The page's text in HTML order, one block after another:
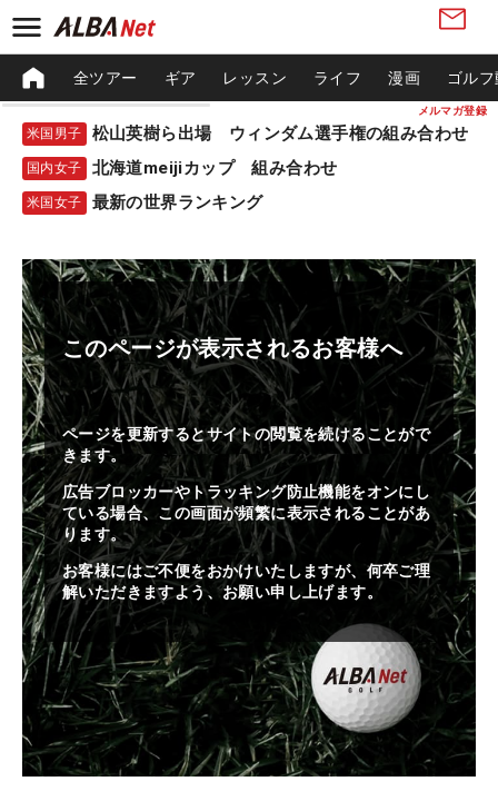
メルマガ登録
全ツアー ギア レッスン ライフ 漫画 ゴル
米国男子 松山英樹ら出場 ウィンダム選手権の組み合わせ
国内女子 北海道meijiカップ 組み合わせ
米国女子 最新の世界ランキング
このページが表示されるお客様へ
ページを更新するとサイトの閲覧を続けることがで
きます。
広告ブロッカーやトラッキング防止機能をオンにし
ている場合、この画面が頻繁に表示されることがあ
ります。
お客様にはご不便をおかけいたしますが、何卒ご理
解いただきますよう、お願い申し上げます。